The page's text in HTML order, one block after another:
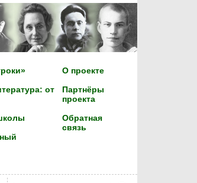
от
О проекте
Партнёры
проекта
Обратная
связь